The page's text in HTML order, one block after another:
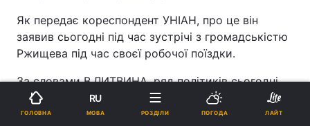
Як передає кореспондент УНІАН, про це він
заявив сьогодні під час зустрічі з громадськістю
Ржищева під час своєї робочої поїздки.
За словами В.ЛИТВИНА, ряд політиків сьогодні
виступають за те, аби не ухвалювати бюджет, і
щоб кожен наступний місяць фінансувався на
ГОЛОВНА
RU
МОВА РОЗДІЛИ ПОГОДА ЛАЙТ